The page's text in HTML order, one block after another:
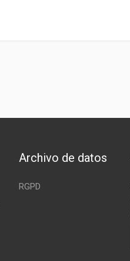
Archivo de datos
RGPD